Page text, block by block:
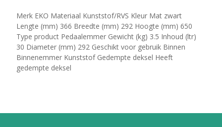
Merk EKO Materiaal Kunststof/RVS Kleur Mat zwart
Lengte (mm) 366 Breedte (mm) 292 Hoogte (mm) 650
Type product Pedaalemmer Gewicht (kg) 3.5 Inhoud (ltr)
30 Diameter (mm) 292 Geschikt voor gebruik Binnen
Binnenemmer Kunststof Gedempte deksel Heeft
gedempte deksel